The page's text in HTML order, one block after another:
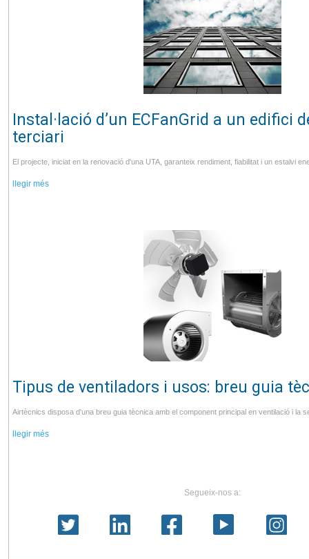
Instal·lació d’un ECFanGrid a un edifici
terciari
El projecte, iniciat en la renovació d'una UTA, garanteix rendiment, fiabilitat i un estalvi
llegir més
Tipus de ventiladors i usos: breu guia
Airtècnics disposa d'una breu guia tècnica amb el component principal en ventilació i la
llegir més
Segueix-nos a: